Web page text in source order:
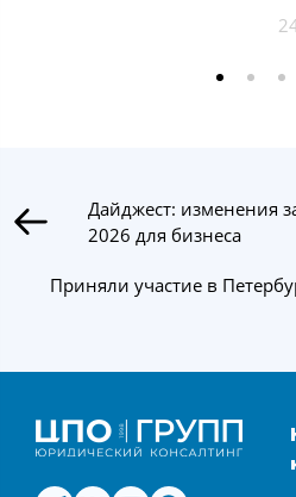
Дайджест: изменения
2026 для бизнеса
Приняли участие в